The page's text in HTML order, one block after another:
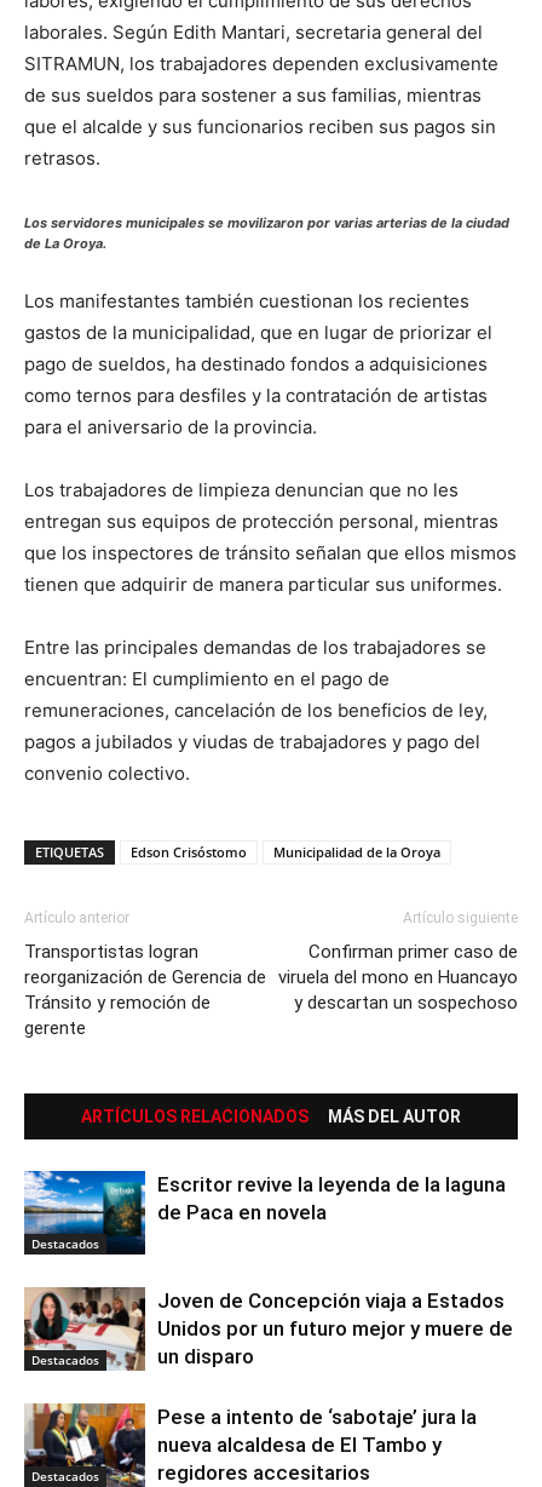
laborales. Según Edith Mantari, secretaria general del
SITRAMUN, los trabajadores dependen exclusivamente
de sus sueldos para sostener a sus familias, mientras
que el alcalde y sus funcionarios reciben sus pagos sin
retrasos.
Los servidores municipales se movilizaron por varias arterias de la ciudad
de La Oroya.
Los manifestantes también cuestionan los recientes
gastos de la municipalidad, que en lugar de priorizar el
pago de sueldos, ha destinado fondos a adquisiciones
como ternos para desfiles y la contratación de artistas
para el aniversario de la provincia.
Los trabajadores de limpieza denuncian que no les
entregan sus equipos de protección personal, mientras
que los inspectores de tránsito señalan que ellos mismos
tienen que adquirir de manera particular sus uniformes.
Entre las principales demandas de los trabajadores se
encuentran: El cumplimiento en el pago de
remuneraciones, cancelación de los beneficios de ley,
pagos a jubilados y viudas de trabajadores y pago del
convenio colectivo.
ETIQUETAS Edson Crisóstomo Municipalidad de la Oroya
Artículo anterior
Transportistas logran
reorganización de Gerencia de
Tránsito y remoción de
gerente
Artículo siguiente
Confirman primer caso de
viruela del mono en Huancayo
y descartan un sospechoso
ARTÍCULOS RELACIONADOS MÁS DEL AUTOR
Destacados
Escritor revive la leyenda de la laguna
de Paca en novela
Destacados
Joven de Concepción viaja a Estados
Unidos por un futuro mejor y muere de
un disparo
Destacados
Pese a intento de ‘sabotaje’ jura la
nueva alcaldesa de El Tambo y
regidores accesitarios